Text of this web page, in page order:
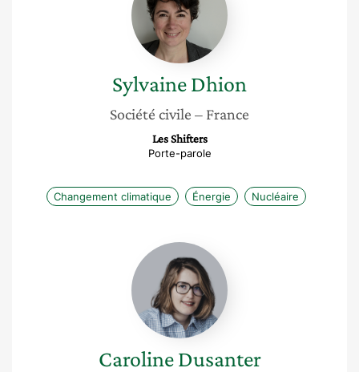
SylvaineDhion
Société civile – France
Les Shifters
Porte-parole
Changement climatique Énergie Nucléaire
Caroline
Dusanter
Caroline Dusanter